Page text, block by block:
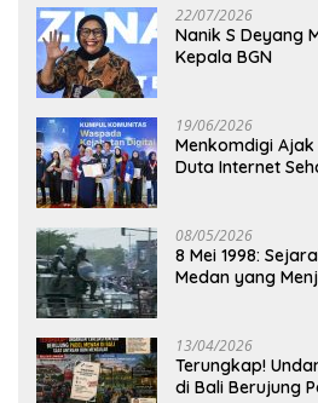
22/07/2026
Nanik S Deyang
Kepala BGN
19/06/2026
Menkomdigi
Duta Internet
08/05/2026
8 Mei 1998:
Medan yang
13/04/2026
Terungkap!
di Bali Berujung